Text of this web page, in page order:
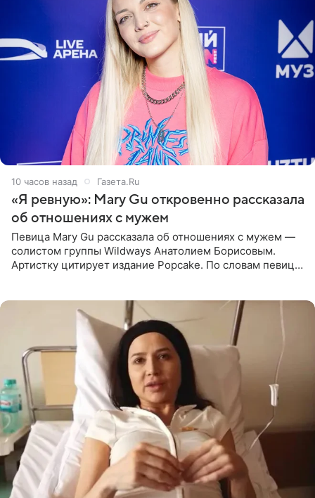
10 часов назад Газета.Ru
«Я ревную»: Mary Gu откровенно рассказала
об отношениях с мужем
Певица Mary Gu рассказала об отношениях с мужем —
солистом группы Wildways Анатолием Борисовым.
Артистку цитирует издание Popcake. По словам певицы,